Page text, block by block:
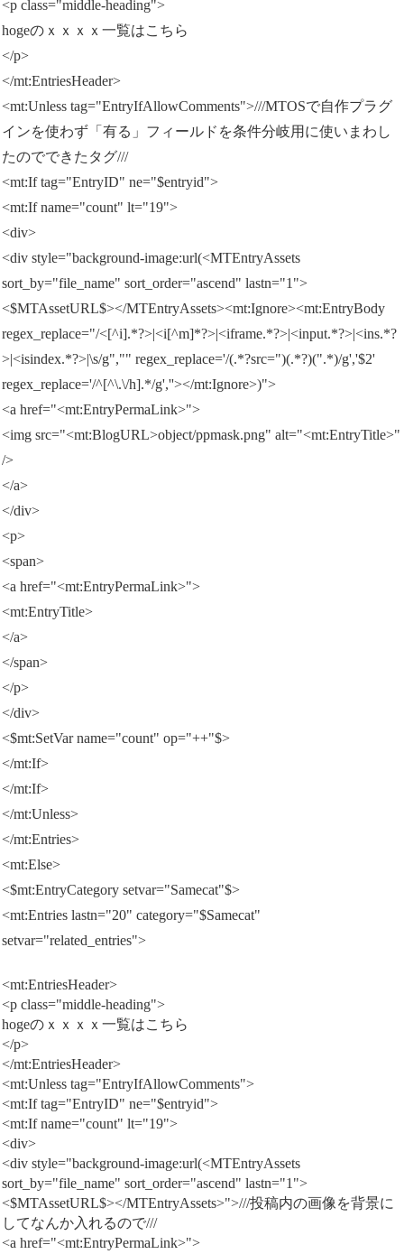
<p class="middle-heading">
hogeのｘｘｘｘ一覧はこちら
</p>
</mt:EntriesHeader>
<mt:Unless tag="EntryIfAllowComments">///MTOSで自作プラグ
インを使わず「有る」フィールドを条件分岐用に使いまわし
たのでできたタグ///
<mt:If tag="EntryID" ne="$entryid">
<mt:If name="count" lt="19">
<div>
<div style="background-image:url(<MTEntryAssets
sort_by="file_name" sort_order="ascend" lastn="1">
<$MTAssetURL$></MTEntryAssets><mt:Ignore><mt:EntryBody
regex_replace="/<[^i].*?>|<i[^m]*?>|<iframe.*?>|<input.*?>|<ins.*?
>|<isindex.*?>|\s/g","" regex_replace='/(.*?src=")(.*?)(".*)/g','$2'
regex_replace='/^[^\.\/h].*/g',''></mt:Ignore>)">
<a href="<mt:EntryPermaLink>">
<img src="<mt:BlogURL>object/ppmask.png" alt="<mt:EntryTitle>"
/>
</a>
</div>
<p>
<span>
<a href="<mt:EntryPermaLink>">
<mt:EntryTitle>
</a>
</span>
</p>
</div>
<$mt:SetVar name="count" op="++"$>
</mt:If>
</mt:If>
</mt:Unless>
</mt:Entries>
<mt:Else>
<$mt:EntryCategory setvar="Samecat"$>
<mt:Entries lastn="20" category="$Samecat"
setvar="related_entries">
<mt:EntriesHeader>
<p class="middle-heading">
hogeのｘｘｘｘ一覧はこちら
</p>
</mt:EntriesHeader>
<mt:Unless tag="EntryIfAllowComments">
<mt:If tag="EntryID" ne="$entryid">
<mt:If name="count" lt="19">
<div>
<div style="background-image:url(<MTEntryAssets
sort_by="file_name" sort_order="ascend" lastn="1">
<$MTAssetURL$></MTEntryAssets>">///投稿内の画像を背景に
してなんか入れるので///
<a href="<mt:EntryPermaLink>">